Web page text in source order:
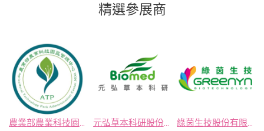
精選參展商
農業部農業科技園區 元弘草本科研股份有限公司 綠茵生技股份有限公司